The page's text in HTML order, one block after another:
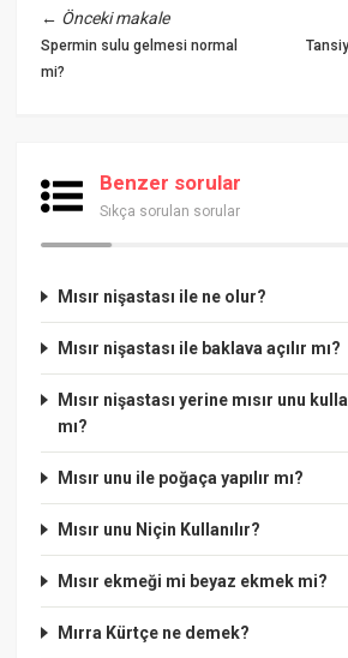
← Önceki makale
Spermin sulu gelmesi normal
mi?
Benzer sorular
Sıkça sorulan sorular
Mısır nişastası ile ne olur?
Mısır nişastası ile baklava açılır mı?
Mısır nişastası yerine mısır unu
mı?
Mısır unu ile poğaça yapılır mı?
Mısır unu Niçin Kullanılır?
Mısır ekmeği mi beyaz ekmek mi?
Mırra Kürtçe ne demek?